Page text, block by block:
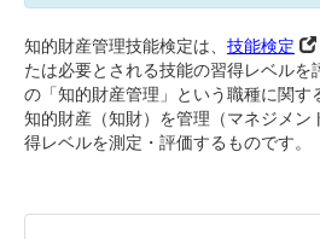
知的財産管理技能検定は、 技能検定
たは必要とされる技能の習得レベルを
の「知的財産管理」という職種に関す
知的財産（知財）を管理（マネジメン
得レベルを測定・評価するものです。